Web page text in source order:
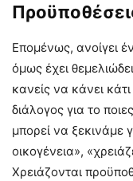
Επομένως, ανοίγει
όμως έχει
κανείς να κάνει
διάλογος για το
μπορεί να ξεκινάμε
οικογένεια»,
Χρειάζονται